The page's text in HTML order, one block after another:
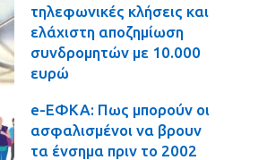
τηλεφωνικές κλήσεις και
ελάχιστη αποζημίωση
συνδρομητών με 10.000
ευρώ
e-ΕΦΚΑ: Πως μπορούν οι
ασφαλισμένοι να βρουν
τα ένσημα πριν το 2002